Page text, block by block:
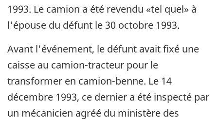
1993. Le camion a été revendu «tel quel» à
l'épouse du défunt le 30 octobre 1993.
Avant l'événement, le défunt avait fixé une
caisse au camion-tracteur pour le
transformer en camion-benne. Le 14
décembre 1993, ce dernier a été inspecté par
un mécanicien agréé du ministère des